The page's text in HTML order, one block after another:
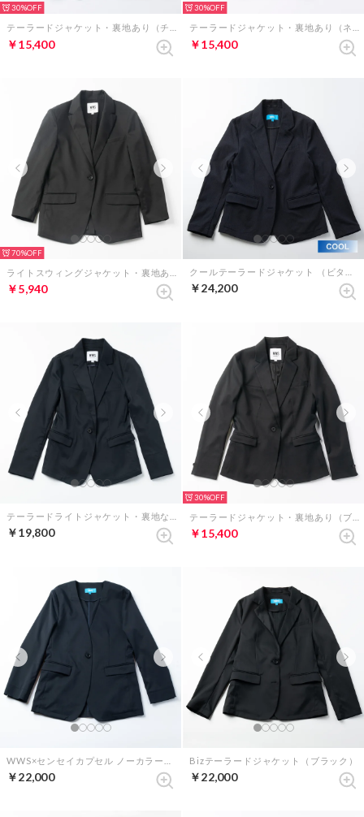
30%
￥15,400
30%
￥15,400
70%
￥5,940 ￥24,200
￥19,800
30%
￥15,400
￥22,000
Bizテーラードジャケット（ブラック）
￥22,000